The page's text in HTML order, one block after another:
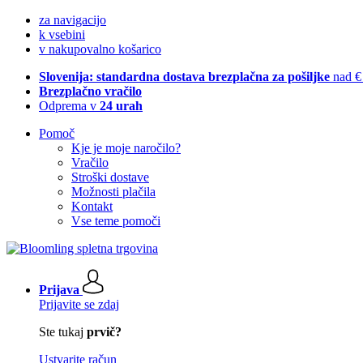
za navigacijo
k vsebini
v nakupovalno košarico
Slovenija: standardna dostava brezplačna za pošiljke nad
Brezplačno vračilo
Odprema v 24 urah
Pomoč
Kje je moje naročilo?
Vračilo
Stroški dostave
Možnosti plačila
Kontakt
Vse teme pomoči
Prijava
Prijavite se zdaj
Ste tukaj prvič?
Ustvarite račun